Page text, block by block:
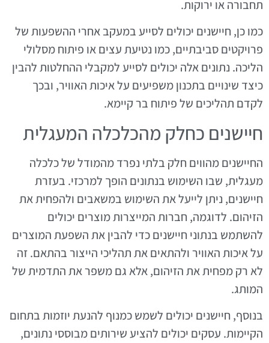
תחבורה או ירוקות.
כמו כן, חיישנים יכולים לסייע במעקב אחרי ההשפעות של
פרויקטים סביבתיים, כמו נטיעת עצים או פיתוח מסלולי
הליכה. נתונים אלה יכולים לסייע למקבלי ההחלטות להבין
כיצד שינויים בתכנון משפיעים על איכות האוויר, ובכך
לקדם תהליכים של פיתוח בר קיימא.
חיישנים כחלק מהכלכלה המעגלית
החיישנים מהווים חלק בלתי נפרד מהמודל של כלכלה
מעגלית, שבו השימוש בנתונים הופך למרכזי. בעזרת
חיישנים, ניתן לייעל את השימוש במשאבים ולהפחית את
הזיהום. לדוגמה, חברות המייצרות מוצרים יכולים
להשתמש בנתוני חיישנים כדי להבין את השפעת המוצרים
על איכות האוויר ולהתאים את תהליכי הייצור בהתאם. זה
לא רק מפחית את הזיהום, אלא גם משפר את התדמית של
המותג.
בנוסף, חיישנים יכולים לשמש כמנוף להנעת יוזמות בתחום
הקיימות. עסקים יכולים להציע שירותים מבוססי נתונים,